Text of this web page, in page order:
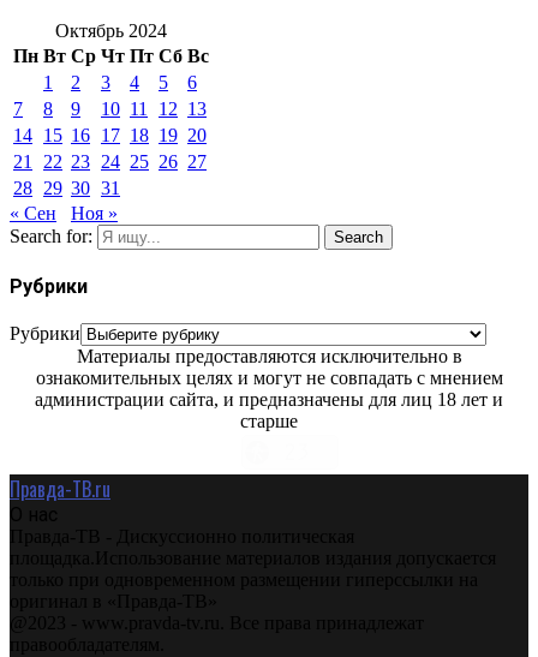
Октябрь 2024
Пн Вт Ср Чт Пт Сб Вс
1
2 3 4 5
6
7
8 9 10 11 12 13
14 15 16 17 18 19 20
21
22 23 24 25 26 27
28 29 30 31
« Сен
Ноя »
Search for:
Search
Рубрики
Рубрики
Материалы предоставляются исключительно в
ознакомительных целях и могут не совпадать с мнением
администрации сайта, и предназначены для лиц 18 лет и
старше
Правда-ТВ.ru
О нас
Правда-ТВ - Дискуссионно политическая
площадка.Использование материалов издания допускается
только при одновременном размещении гиперссылки на
оригинал в «Правда-ТВ»
@2023 - www.pravda-tv.ru. Все права принадлежат
правообладателям.